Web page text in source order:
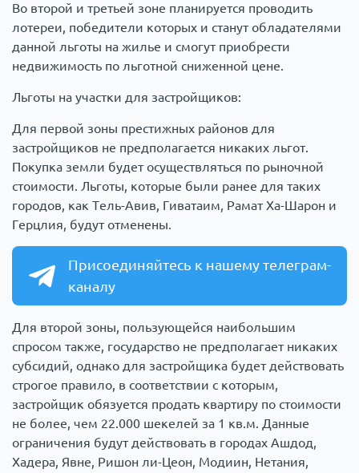
Во второй и третьей зоне планируется проводить
лотереи, победители которых и станут обладателями
данной льготы на жилье и смогут приобрести
недвижимость по льготной сниженной цене.
Льготы на участки для застройщиков:
Для первой зоны престижных районов для
застройщиков не предполагается никаких льгот.
Покупка земли будет осуществляться по рыночной
стоимости. Льготы, которые были ранее для таких
городов, как Тель-Авив, Гиватаим, Рамат Ха-Шарон и
Герцлия, будут отменены.
Присоединяйтесь к нашему телеграм-
каналу
Для второй зоны, пользующейся наибольшим
спросом также, государство не предполагает никаких
субсидий, однако для застройщика будет действовать
строгое правило, в соответствии с которым,
застройщик обязуется продать квартиру по стоимости
не более, чем 22.000 шекелей за 1 кв.м. Данные
ограничения будут действовать в городах Ашдод,
Хадера, Явне, Ришон ли-Цеон, Модиин, Нетания,